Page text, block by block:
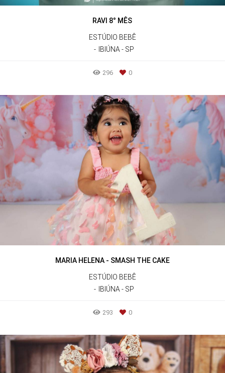
RAVI 8° MÊS
ESTÚDIO BEBÊ
IBIÚNA - SP
296 0
MARIA HELENA - SMASH THE CAKE
ESTÚDIO BEBÊ
IBIÚNA - SP
293 0